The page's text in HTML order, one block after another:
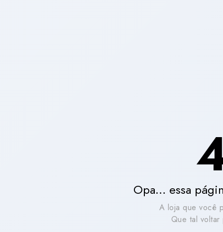
Opa… essa
A loja que você
Que tal